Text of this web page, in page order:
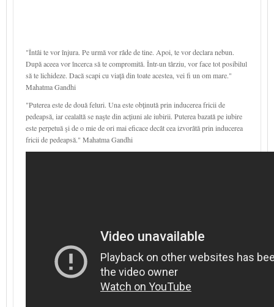
"Întâi te vor înjura. Pe urmă vor râde de tine. Apoi, te vor declara nebun.
După aceea vor încerca să te compromită. Într-un târziu, vor face tot posibilul
să te lichideze. Dacă scapi cu viaţă din toate acestea, vei fi un om mare."
Mahatma Gandhi
"Puterea este de două feluri. Una este obținută prin inducerea fricii de
pedeapsă, iar cealaltă se naşte din acțiuni ale iubirii. Puterea bazată pe iubire
este perpetuă şi de o mie de ori mai eficace decât cea izvorâtă prin inducerea
fricii de pedeapsă." Mahatma Gandhi